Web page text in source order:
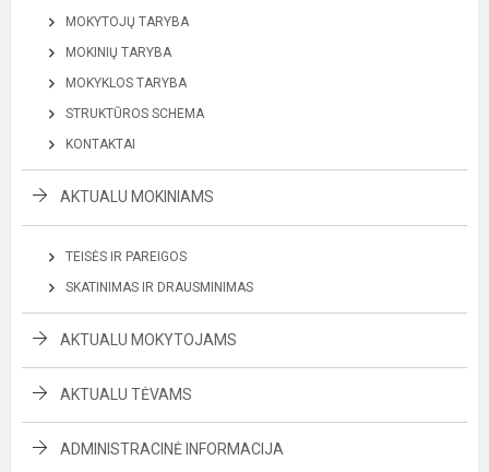
MOKYTOJŲ TARYBA
MOKINIŲ TARYBA
MOKYKLOS TARYBA
STRUKTŪROS SCHEMA
KONTAKTAI
AKTUALU MOKINIAMS
TEISĖS IR PAREIGOS
SKATINIMAS IR DRAUSMINIMAS
AKTUALU MOKYTOJAMS
AKTUALU TĖVAMS
ADMINISTRACINĖ INFORMACIJA